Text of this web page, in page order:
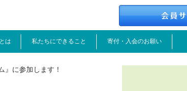
は 私たちにできること 寄付・入会のお願い
』に参加します！